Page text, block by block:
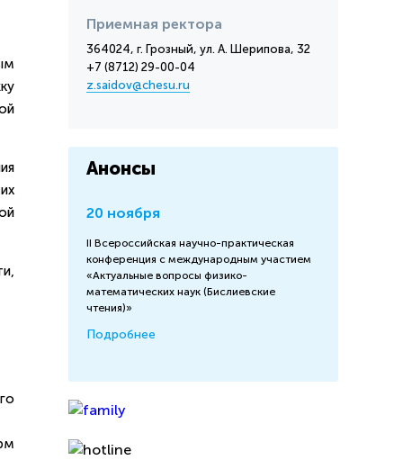
Приемная ректора
364024, г. Грозный, ул. А. Шерипова, 32
+7 (8712) 29-00-04
z.saidov@chesu.ru
Анонсы
20 ноября
II Всероссийская научно-практическая
конференция с международным участием
«Актуальные вопросы физико-
математических наук (Бислиевские
чтения)»
Подробнее